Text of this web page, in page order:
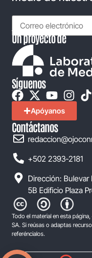
Un proyecto de
Síguenos
Apóyanos
Contáctanos
+502 2393-2181
Dirección:
5B Edificio Plaza
Todo el material en esta
SA. Si reúsas o adaptas
referéncialos.